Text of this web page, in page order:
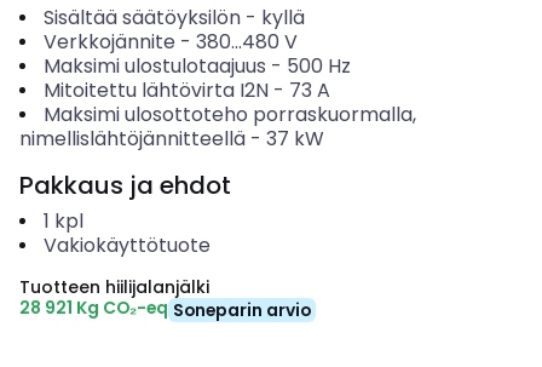
Sisältää säätöyksilön- kyllä
Verkkojännite - 380...480 V
Maksimi ulostulotaajuus - 500 Hz
Mitoitettu lähtövirta I2N- 73 A
Maksimi ulosottoteho porraskuormalla,
nimellislähtöjännitteellä - 37 kW
Pakkaus ja ehdot
1 kpl
Vakiokäyttötuote
Tuotteen hiilijalanjälki
28 921 Kg CO₂-eq Soneparin arvio